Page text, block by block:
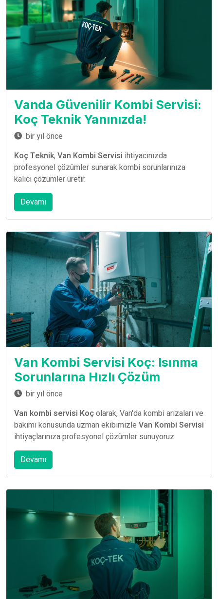
Vanda Güvenilir Kombi Servisi:
Koç Teknik Yanınızda!
bir yıl önce
Koç Teknik, Van Kombi Servisi ihtiyacınızda
profesyonel çözümler sunarak kombi sorunlarınıza
kalıcı çözümler üretir.
Devamı
Van Kombi Servisi Koç: Isınma
Sorunlarına Hızlı Çözüm
bir yıl önce
Van kombi servisi Koçolarak, Van'da kombi arızaları ve
bakımı konusunda uzman ekibimizle Van Kombi Servisi
ihtiyaçlarınıza profesyonel çözümler sunuyoruz.
Devamı